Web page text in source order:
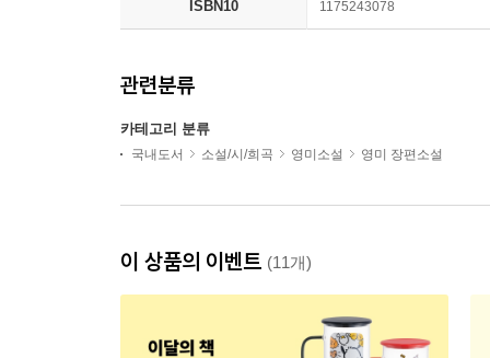
ISBN10 1175243078
관련분류
카테고리 분류
국내도서 소설/시/희곡 영미소설 영미 장편소설
이 상품의 이벤트 (11개)